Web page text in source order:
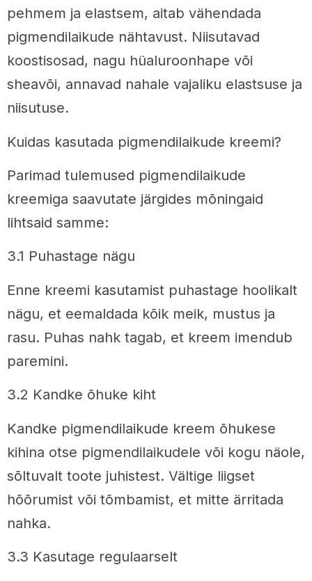
pehmem ja elastsem, aitab vähendada
pigmendilaikude nähtavust. Niisutavad
koostisosad, nagu hüaluroonhape või
sheavõi, annavad nahale vajaliku elastsuse ja
niisutuse.
Kuidas kasutada pigmendilaikude kreemi?
Parimad tulemused pigmendilaikude
kreemiga saavutate järgides mõningaid
lihtsaid samme:
3.1 Puhastage nägu
Enne kreemi kasutamist puhastage hoolikalt
nägu, et eemaldada kõik meik, mustus ja
rasu. Puhas nahk tagab, et kreem imendub
paremini.
3.2 Kandke õhuke kiht
Kandke pigmendilaikude kreem õhukese
kihina otse pigmendilaikudele või kogu näole,
sõltuvalt toote juhistest. Vältige liigset
hõõrumist või tõmbamist, et mitte ärritada
nahka.
3.3 Kasutage regulaarselt